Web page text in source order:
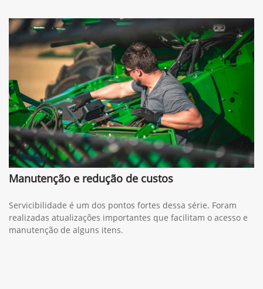
Manutenção e redução de custos
Servicibilidade é um dos pontos fortes dessa série. Foram
realizadas atualizações importantes que facilitam o acesso e
manutenção de alguns itens.